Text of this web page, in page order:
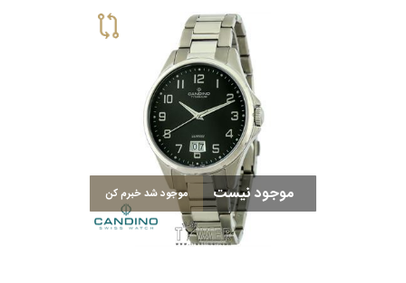
موجود نیست موجود شد خبرم کن